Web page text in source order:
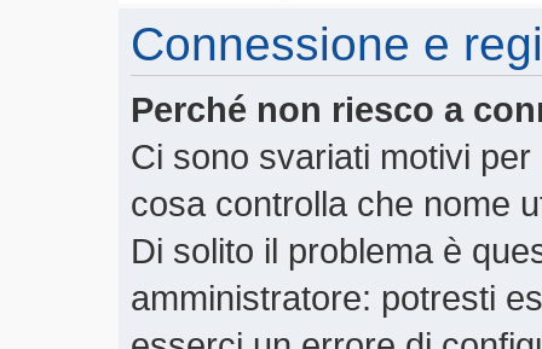
Connessione e
Perché non riesco a
Ci sono svariati motivi
cosa controlla che nome
Di solito il problema è
amministratore: potresti